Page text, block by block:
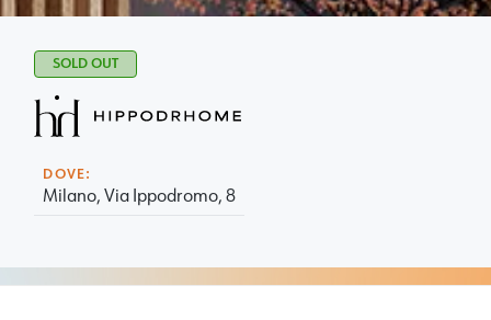
SOLD OUT
DOVE:
Milano, Via Ippodromo, 8